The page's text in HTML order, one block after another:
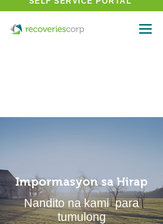
Impormasyon sa Hirap
Nandito na kami para
tumulong